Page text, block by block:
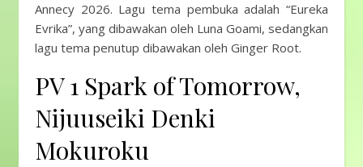
Annecy 2026. Lagu tema pembuka adalah “Eureka
Evrika”, yang dibawakan oleh Luna Goami, sedangkan
lagu tema penutup dibawakan oleh Ginger Root.
PV 1 Spark of Tomorrow,
Nijuuseiki Denki
Mokuroku